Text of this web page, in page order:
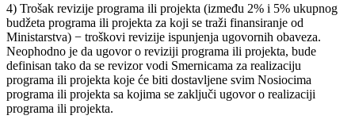
4) Trošak revizije programa ili projekta (između 2% i 5% ukupnog
budžeta programa ili projekta za koji se traži finansiranje od
Ministarstva) − troškovi revizije ispunjenja ugovornih obaveza.
Neophodno je da ugovor o reviziji programa ili projekta, bude
definisan tako da se revizor vodi Smernicama za realizaciju
programa ili projekta koje će biti dostavljene svim Nosiocima
programa ili projekta sa kojima se zaključi ugovor o realizaciji
programa ili projekta.